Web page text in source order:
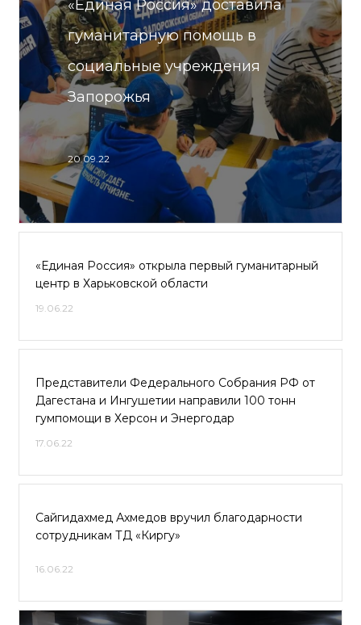
«Единая Россия» доставила
гуманитарную помощь в
социальные учреждения
Запорожья
20.09.22
«Единая Россия» открыла первый гуманитарный
центр в Харьковской области
19.06.22
Представители Федерального Собрания РФ от
Дагестана и Ингушетии направили 100 тонн
гумпомощи в Херсон и Энергодар
17.06.22
Сайгидахмед Ахмедов вручил благодарности
сотрудникам ТД «Киргу»
16.06.22